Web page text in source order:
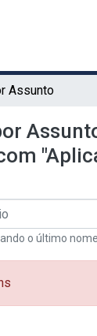
Assunto
o último